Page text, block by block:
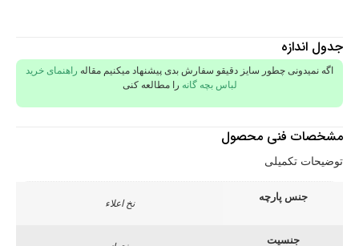
جدول اندازه
اگه نمیدونی چطور سایز دقیقو سفارش بدی پیشنهاد میکنیم مقاله راهنمای خرید
لباس بچه گانه را مطالعه کنی
مشخصات فنی محصول
توضیحات تکمیلی
جنس پارچه
نخ اعلاء
جنسیت